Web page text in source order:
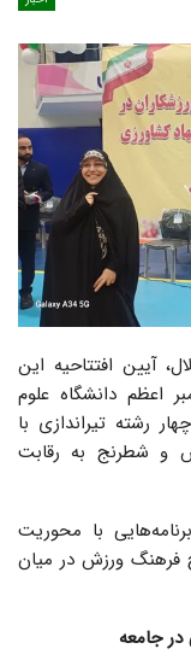
آیین افتتاحیه این
پیامبر اعظم دانشگاه علوم
رشته تیراندازی با
و شطرنج به رقابت
با محوریت
فرهنگ ورزش در میان
در جامعه